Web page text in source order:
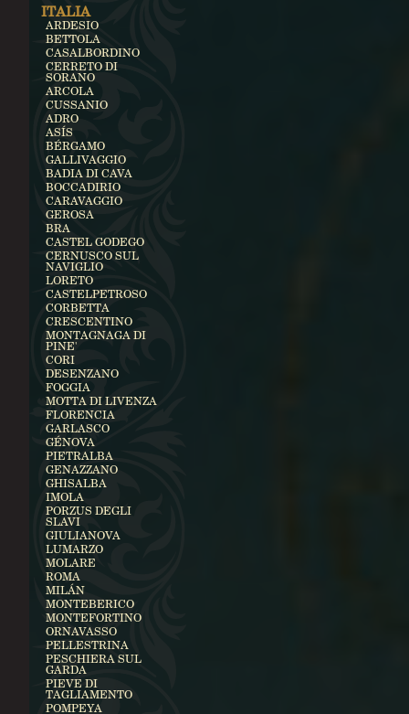
ITALIA
ARDESIO
BETTOLA
CASALBORDINO
CERRETO DI
SORANO
ARCOLA
CUSSANIO
ADRO
ASÍS
BÉRGAMO
GALLIVAGGIO
BADIA DI CAVA
BOCCADIRIO
CARAVAGGIO
GEROSA
BRA
CASTEL GODEGO
CERNUSCO SUL
NAVIGLIO
LORETO
CASTELPETROSO
CORBETTA
CRESCENTINO
MONTAGNAGA DI
PINE'
CORI
DESENZANO
FOGGIA
MOTTA DI LIVENZA
FLORENCIA
GARLASCO
GÉNOVA
PIETRALBA
GENAZZANO
GHISALBA
IMOLA
PORZUS DEGLI
SLAVI
GIULIANOVA
LUMARZO
MOLARE
ROMA
MILÁN
MONTEBERICO
MONTEFORTINO
ORNAVASSO
PELLESTRINA
PESCHIERA SUL
GARDA
PIEVE DI
TAGLIAMENTO
POMPEYA